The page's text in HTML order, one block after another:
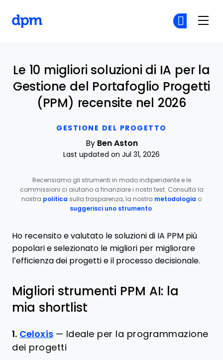
GESTIONE DEL PROGETTO
Le 10 migliori soluzioni di IA per la
Gestione del Portafoglio Progetti
(PPM) recensite nel 2026
By Ben Aston
Last updated on Jul 31, 2026
Recensiamo gli strumenti in modo indipendente e le
commissioni ci aiutano a finanziare i nostri test. Consulta la
nostra politica sulla trasparenza, la nostra metodologia o
suggerisci uno strumento.
Ho recensito e valutato le soluzioni di IA PPM più
popolari e selezionato le migliori per migliorare
l’efficienza dei progetti e il processo decisionale.
Migliori strumenti PPM AI: la
mia shortlist
1. Celoxis — Ideale per la programmazione
dei progetti